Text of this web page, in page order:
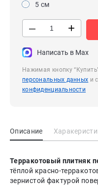
5 см
— +
Написать в Max
Нажимая кнопку
персональных данных и
конфиденциальности
Описание
Терракотовый плитняк
тёплой красно-
зернистой фактурой